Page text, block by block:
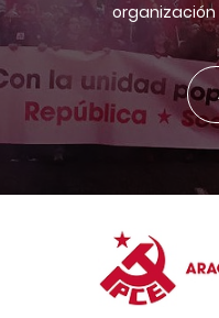
organización